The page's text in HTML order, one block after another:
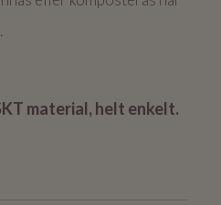
material, helt enkelt.